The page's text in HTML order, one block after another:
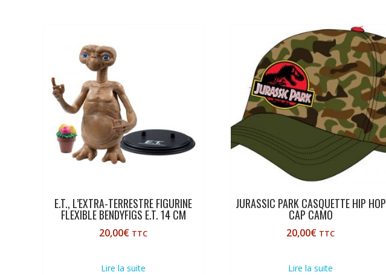
E.T., L’EXTRA-TERRESTRE FIGURINE
FLEXIBLE BENDYFIGS E.T. 14 CM
20,00€ TTC
Lire la suite
JURASSIC PARK CASQUETTE HIP HOP
CAP CAMO
20,00€ TTC
Lire la suite